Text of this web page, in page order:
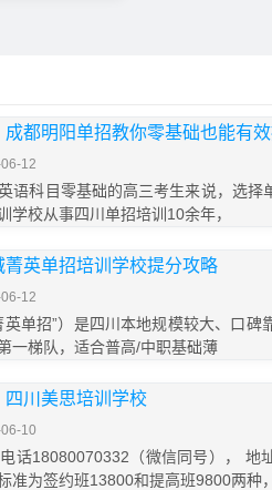
都明阳单招教你零基础也能有
12
语科目零基础的高三考生来说，选择
学校从事四川单招培训10余年，
英单招培训学校提分攻略
12
单招”）是四川本地规模较大、口碑
一梯队，适合普高/中职基础薄
川美思培训学校
10
话18080070332（微信同号）， 地
准为签约班13800和提高班9800两种